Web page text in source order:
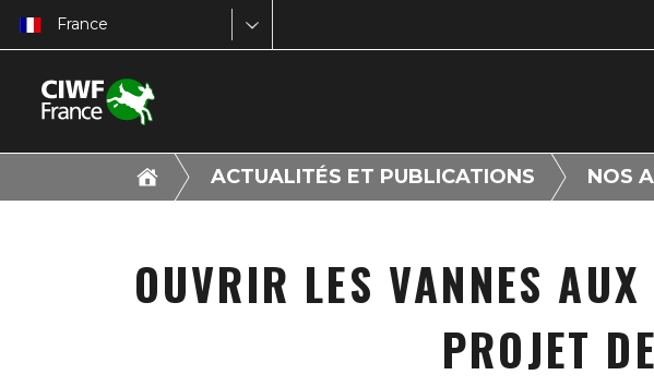
France
ACTUALITÉS ET PUBLICATIONS NOS
OUVRIR LES VANNES
PROJET